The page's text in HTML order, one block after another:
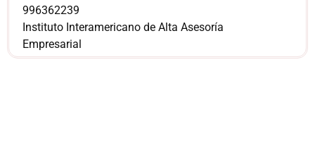
996362239
Instituto Interamericano de Alta Asesoría
Empresarial